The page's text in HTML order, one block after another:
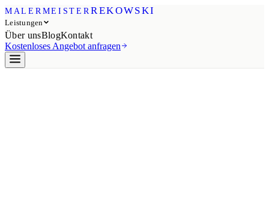
MALERMEISTERREKOWSKI
Leistungen
Über unsBlogKontakt
Kostenloses Angebot anfragen